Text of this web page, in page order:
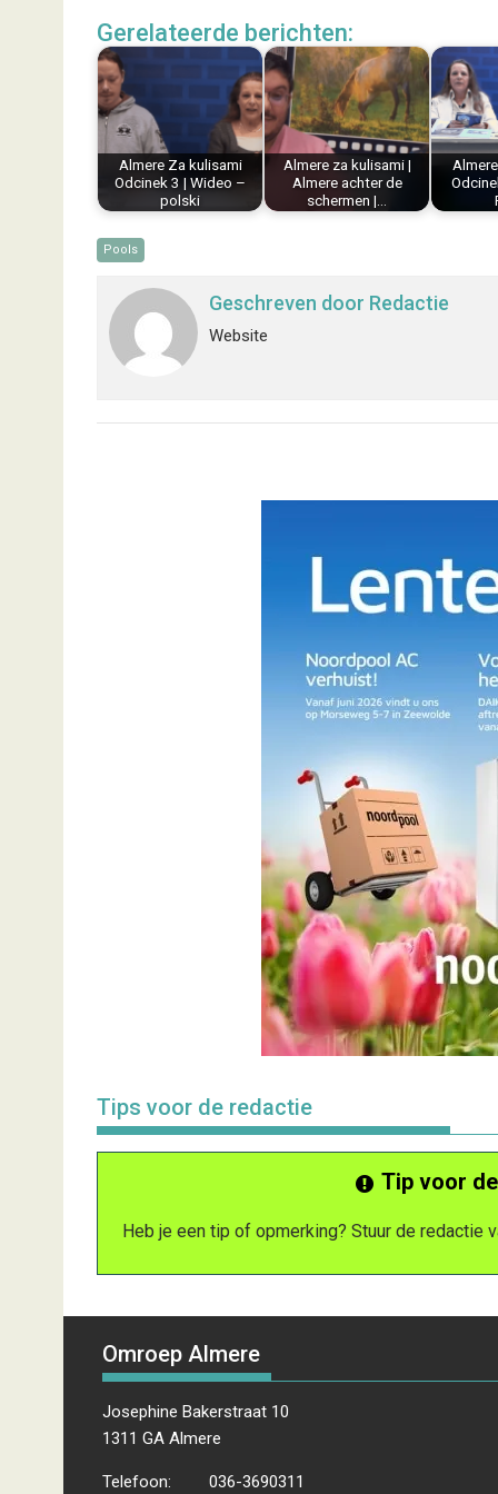
e
o
o
k
t
r
t
k
e
d
I
n
i
l
t
s
A
p
p
e
n
Gerelateerde berichten:
Almere Za kulisami
Odcinek 3 | Wideo –
polski
Almere za kulisami |
Almere achter de
schermen |…
Pools
Geschreven door Redactie
Website
Tips voor de redactie
Tip voor
Heb je een tip of opmerking? Stuur de redactie
Omroep Almere
Josephine Bakerstraat 10
1311 GA Almere
Telefoon: 036-3690311